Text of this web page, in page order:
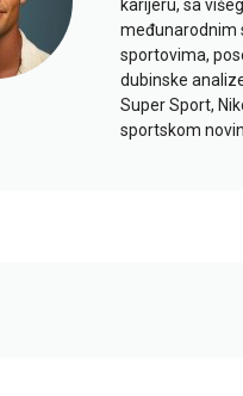
karijeru, sa
međunarodnim
sportovima,
dubinske
Super Sport,
sportskom